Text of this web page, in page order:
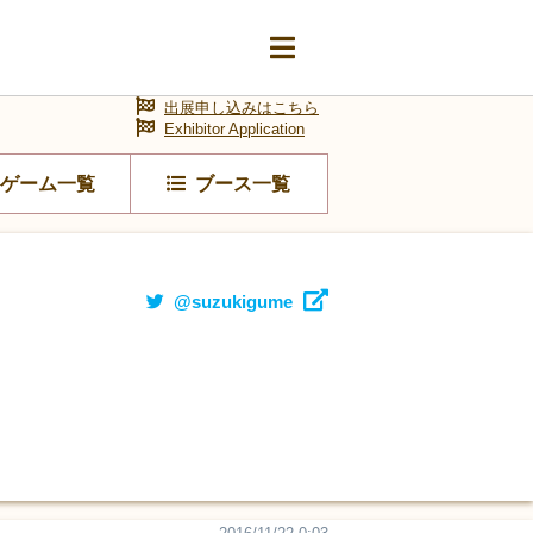
ゲーム一覧 ブース一覧
出展申し込みはこちら
Exhibitor Application
@suzukigume